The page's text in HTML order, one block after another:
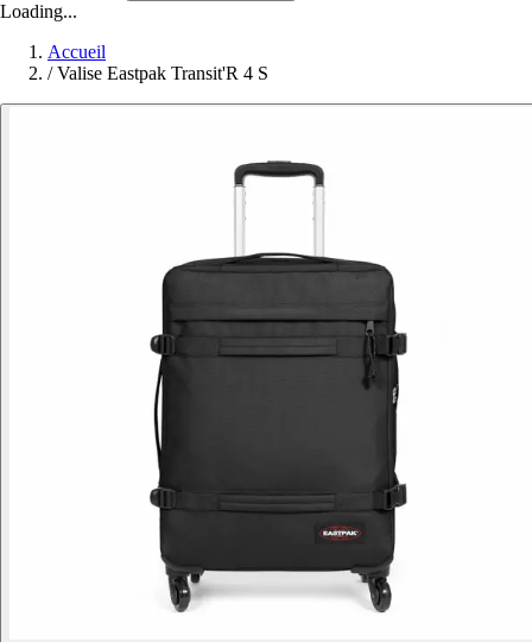
Loading...
Accueil
/ Valise Eastpak Transit'R 4 S